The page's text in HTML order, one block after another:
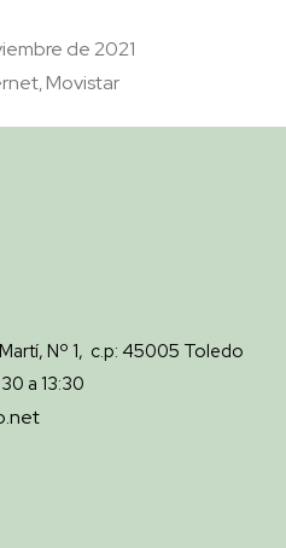
de 2021
, Movistar
Nº 1, c.p: 45005 Toledo
a 13:30